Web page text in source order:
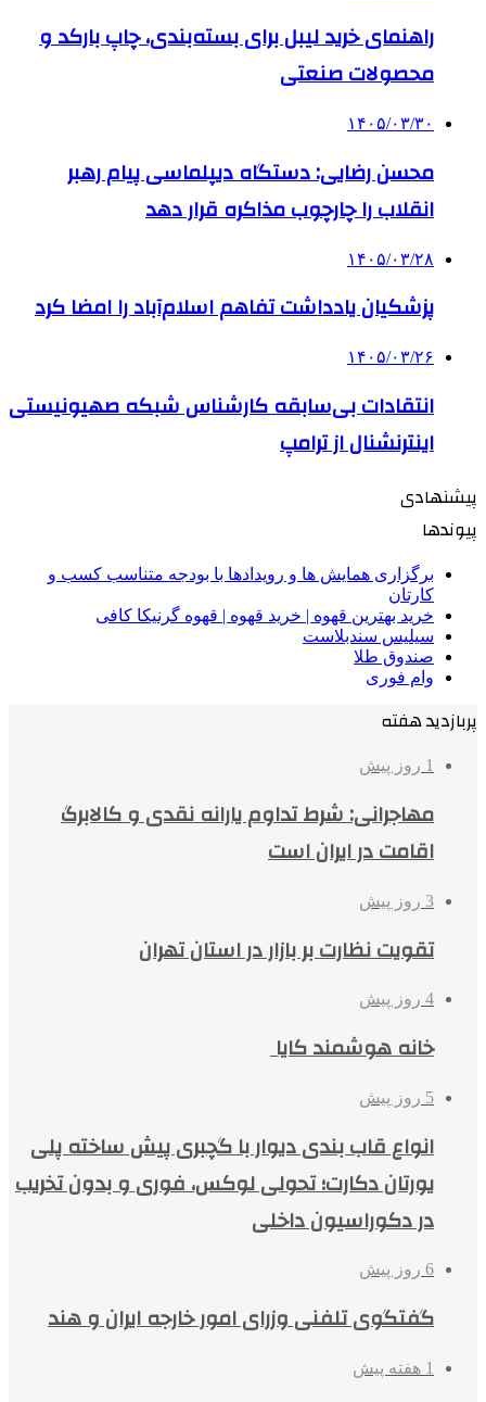
راهنمای خرید لیبل برای بسته‌بندی، چاپ بارکد و
محصولات صنعتی
۱۴۰۵/۰۳/۳۰
محسن رضایی: دستگاه دیپلماسی پیام رهبر
انقلاب را چارچوب مذاکره قرار دهد
۱۴۰۵/۰۳/۲۸
پزشکیان یادداشت تفاهم اسلام‌آباد را امضا کرد
۱۴۰۵/۰۳/۲۶
انتقادات بی‌سابقه کارشناس شبکه صهیونیستی
اینترنشنال از ترامپ
پیشنهادی
پیوندها
برگزاری همایش ها و رویدادها با بودجه متناسب کسب و
کارتان
خرید بهترین قهوه | خرید قهوه | قهوه گرنیکا کافی
سیلیس سندبلاست
صندوق طلا
وام فوری
پربازدید هفته
1 روز پیش
مهاجرانی: شرط تداوم یارانه نقدی و کالابرگ
اقامت در ایران است
3 روز پیش
تقویت نظارت بر بازار در استان تهران
4 روز پیش
خانه هوشمند کایا
5 روز پیش
انواع قاب بندی دیوار با گچبری پیش ساخته پلی
یورتان دکارت؛ تحولی لوکس، فوری و بدون تخریب
در دکوراسیون داخلی
6 روز پیش
گفتگوی تلفنی وزرای امور خارجه ایران و هند
1 هفته پیش